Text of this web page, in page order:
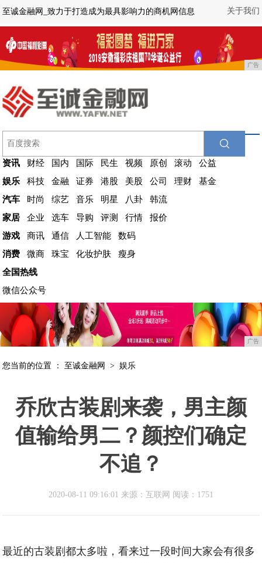
关于我们
至诚金融网_致力于打造成为最具影响力的商机网信息
广告
资讯 财经 国内 国际 民生 视频 原创 滚动
公益
娱乐
科技 金融 证券 港股 美股 公司 理财
基金
汽车
时尚 综艺 音乐 明星 八卦
韩流
家居
企业 选车 导购 评测 行情
报价
游戏
商讯 通信 人工智能
数码
消费
微商 珠宝 化妆护肤
瘦身
全国热线
微信公众号
广告
您当前的位置 ： 至诚金融网 >娱乐
乔欣古装剧来袭，男主颜
值输给男二？颜控们确定
不追？
2020-08-11 09:16:01 来源：互联网 阅读：1751
最近的古装剧都太多啦，看来过一段时间大家会有很多